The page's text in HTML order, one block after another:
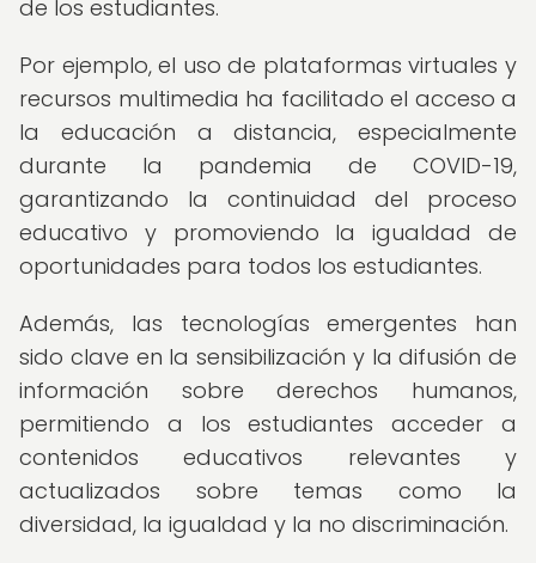
de los estudiantes.
Por ejemplo, el uso de plataformas virtuales y
recursos multimedia ha facilitado el acceso a
la educación a distancia, especialmente
durante la pandemia de COVID-19,
garantizando la continuidad del proceso
educativo y promoviendo la igualdad de
oportunidades para todos los estudiantes.
Además, las tecnologías emergentes han
sido clave en la sensibilización y la difusión de
información sobre derechos humanos,
permitiendo a los estudiantes acceder a
contenidos educativos relevantes y
actualizados sobre temas como la
diversidad, la igualdad y la no discriminación.